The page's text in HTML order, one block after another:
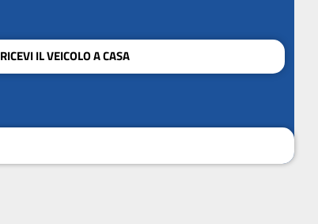
RICEVI IL VEICOLO A CASA